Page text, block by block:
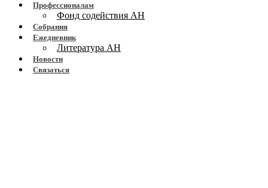
Профессионалам
Фонд содействия АН
Собрания
Ежедневник
Литература АН
Новости
Связаться